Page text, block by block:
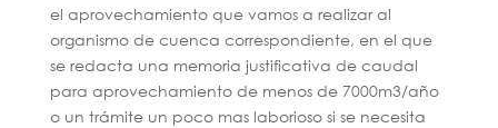
el aprovechamiento que vamos a realizar al
organismo de cuenca correspondiente, en el que
se redacta una memoria justificativa de caudal
para aprovechamiento de menos de 7000m3/año
o un trámite un poco mas laborioso si se necesita